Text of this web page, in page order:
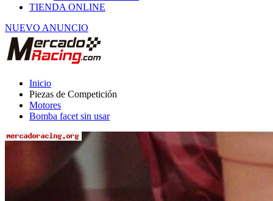
NUEVO ANUNCIO
Piezas de Competición
Motores
Bomba facet sin usar